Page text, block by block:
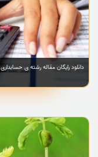
دانلود رایگان مقاله رشته ی حسابداری